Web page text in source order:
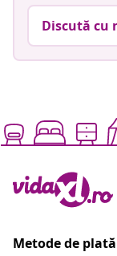
Discută cu
Metode de